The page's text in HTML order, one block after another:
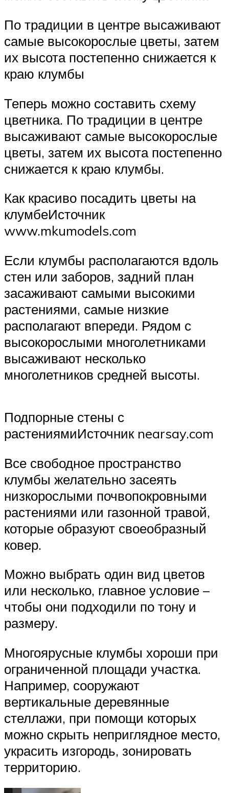
По традиции в центре высаживают
самые высокорослые цветы, затем
их высота постепенно снижается к
краю клумбы
Теперь можно составить схему
цветника. По традиции в центре
высаживают самые высокорослые
цветы, затем их высота постепенно
снижается к краю клумбы.
Как красиво посадить цветы на
клумбеИсточник
www.mkumodels.com
Если клумбы располагаются вдоль
стен или заборов, задний план
засаживают самыми высокими
растениями, самые низкие
располагают впереди. Рядом с
высокорослыми многолетниками
высаживают несколько
многолетников средней высоты.
Подпорные стены с
растениямиИсточник nearsay.com
Все свободное пространство
клумбы желательно засеять
низкорослыми почвопокровными
растениями или газонной травой,
которые образуют своеобразный
ковер.
Можно выбрать один вид цветов
или несколько, главное условие –
чтобы они подходили по тону и
размеру.
Многоярусные клумбы хороши при
ограниченной площади участка.
Например, сооружают
вертикальные деревянные
стеллажи, при помощи которых
можно скрыть неприглядное место,
украсить изгородь, зонировать
территорию.